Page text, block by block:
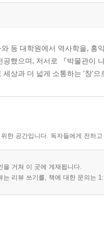
이고 싶을 때·유럽 자기 박물관
카메라 박물관
상·안동 소주 전통음식 박물관
정 박물관
비밀·풀무원 김치 박물관
흐르는 종소리·진천 종 박물관
관
에·한국 자수 박물관
·왈츠와 닥터만 커피 박물관
동 대학원에서 역사학을, 홍
공했으며, 저서로 『박물관이
세상과 더 넓게 소통하는 '창'
한 공간입니다. 독자들에게 전하
을 거쳐 이 곳에 게재됩니다.
는 리뷰 쓰기를, 책에 대한 문의는